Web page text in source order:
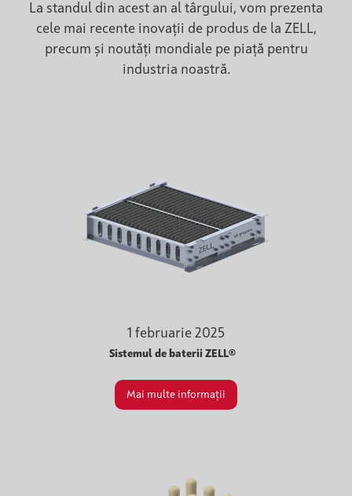
La standul din acest an al târgului, vom prezenta
cele mai recente inovații de produs de la ZELL,
precum și noutăți mondiale pe piață pentru
industria noastră.
1 februarie 2025
Sistemul de baterii ZELL®
Mai multe informații